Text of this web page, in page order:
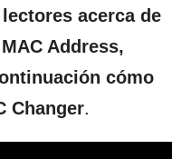
acerca de
Address,
cómo
Changer.